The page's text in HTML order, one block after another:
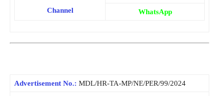
Channel
WhatsApp
Advertisement No.: MDL/HR-TA-MP/NE/PER/99/2024